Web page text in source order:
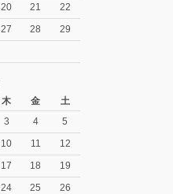
20 21
22
27 28
29
木 金
土
3 4
5
10 11
12
17 18
19
24 25
26